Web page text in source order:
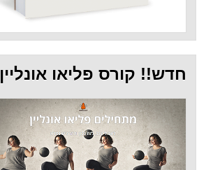
חדש!! קורס פליאו אונליין